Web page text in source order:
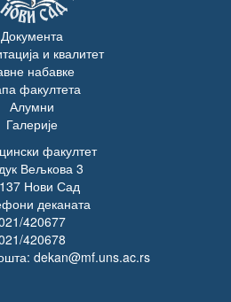
Документа
и квалитет
набавке
факултета
Алумни
Галерије
факултет
Вељкова 3
Нови Сад
деканата
420677
420678
dekan@mf.uns.ac.rs